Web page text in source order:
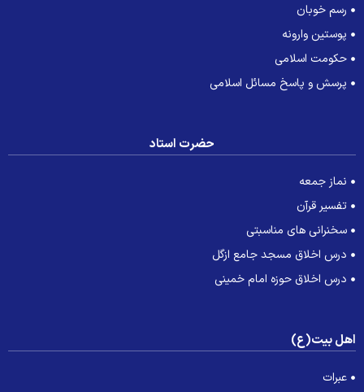
رسم خوبان
پوستین وارونه
حکومت اسلامی
پرسش و پاسخ مسائل اسلامی
حضرت استاد
نماز جمعه
تفسیر قرآن
سخنرانی های مناسبتی
درس اخلاق مسجد جامع ازگل
درس اخلاق حوزه امام خمینی
بیت(ع)
عبرات